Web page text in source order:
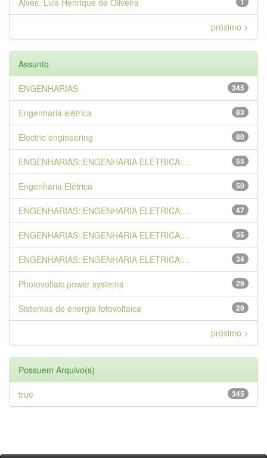
Alves, Luis Henrique de Oliveira
próximo >
Assunto
345
ENGENHARIAS
83
Engenharia elétrica
80
Electric engineering
55
ENGENHARIAS::ENGENHARIA ELETRICA:...
50
Engenharia Elétrica
47
ENGENHARIAS::ENGENHARIA ELETRICA:...
35
ENGENHARIAS::ENGENHARIA ELETRICA:...
34
ENGENHARIAS::ENGENHARIA ELETRICA:...
29
Photovoltaic power systems
29
Sistemas de energia fotovoltaica
próximo >
Possuem Arquivo(s)
345
true